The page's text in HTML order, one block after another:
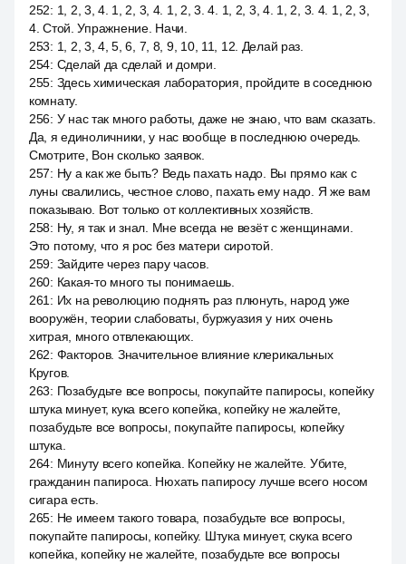
252: 1, 2, 3, 4. 1, 2, 3, 4. 1, 2, 3. 4. 1, 2, 3, 4. 1, 2, 3. 4. 1, 2, 3,
4. Стой. Упражнение. Начи.
253: 1, 2, 3, 4, 5, 6, 7, 8, 9, 10, 11, 12. Делай раз.
254: Сделай да сделай и домри.
255: Здесь химическая лаборатория, пройдите в соседнюю
комнату.
256: У нас так много работы, даже не знаю, что вам сказать.
Да, я единоличники, у нас вообще в последнюю очередь.
Смотрите, Вон сколько заявок.
257: Ну а как же быть? Ведь пахать надо. Вы прямо как с
луны свалились, честное слово, пахать ему надо. Я же вам
показываю. Вот только от коллективных хозяйств.
258: Ну, я так и знал. Мне всегда не везёт с женщинами.
Это потому, что я рос без матери сиротой.
259: Зайдите через пару часов.
260: Какая-то много ты понимаешь.
261 : Их на революцию поднять раз плюнуть, народ уже
вооружён, теории слабоваты, буржуазия у них очень
хитрая, много отвлекающих.
262: Факторов. Значительное влияние клерикальных
Кругов.
263: Позабудьте все вопросы, покупайте папиросы, копейку
штука минует, кука всего копейка, копейку не жалейте,
позабудьте все вопросы, покупайте папиросы, копейку
штука.
264: Минуту всего копейка. Копейку не жалейте. Убите,
гражданин папироса. Нюхать папиросу лучше всего носом
сигара есть.
265: Не имеем такого товара, позабудьте все вопросы,
покупайте папиросы, копейку. Штука минует, скука всего
копейка, копейку не жалейте, позабудьте все вопросы